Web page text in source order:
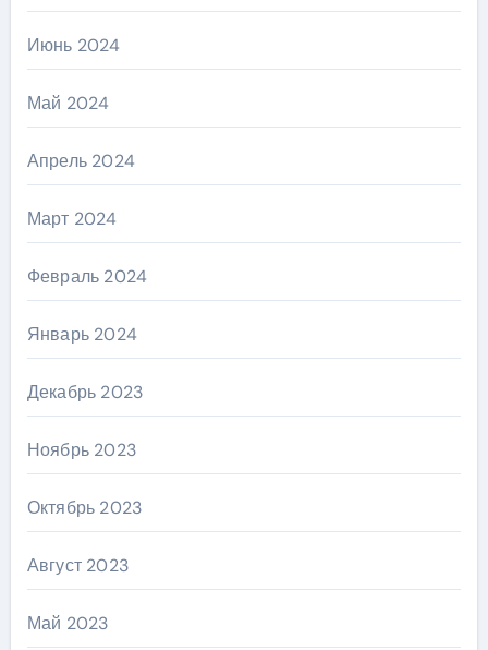
Июнь 2024
Май 2024
Апрель 2024
Март 2024
Февраль 2024
Январь 2024
Декабрь 2023
Ноябрь 2023
Октябрь 2023
Август 2023
Май 2023